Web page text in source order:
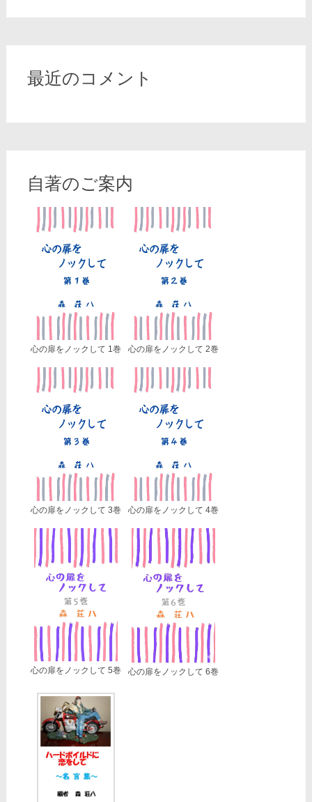
最近のコメント
自著のご案内
心の扉をノックして 1巻 心の扉をノックして 2巻
心の扉をノックして 3巻 心の扉をノックして 4巻
心の扉をノックして 5巻 心の扉をノックして 6巻